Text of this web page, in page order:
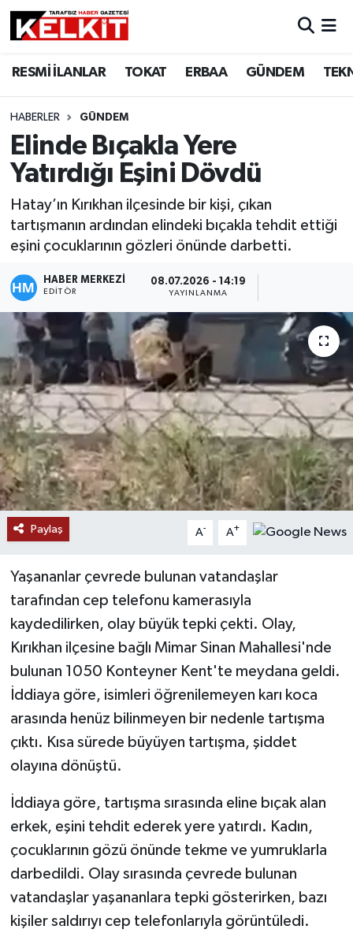
RESMİ İLANLAR TOKAT ERBAA GÜNDEM
HABERLER GÜNDEM
Elinde Bıçakla Yere
Yatırdığı Eşini Dövdü
Hatay’ın Kırıkhan ilçesinde bir kişi, çıkan
tartışmanın ardından elindeki bıçakla tehdit ettiği
eşini çocuklarının gözleri önünde darbetti.
HABER MERKEZİ
EDITÖR
08.07.2026 - 14:19
YAYINLANMA
Paylaş A- A+
Yaşananlar çevrede bulunan vatandaşlar
tarafından cep telefonu kamerasıyla
kaydedilirken, olay büyük tepki çekti. Olay,
Kırıkhan ilçesine bağlı Mimar Sinan Mahallesi'nde
bulunan 1050 Konteyner Kent'te meydana geldi.
İddiaya göre, isimleri öğrenilemeyen karı koca
arasında henüz bilinmeyen bir nedenle tartışma
çıktı. Kısa sürede büyüyen tartışma, şiddet
olayına dönüştü.
İddiaya göre, tartışma sırasında eline bıçak alan
erkek, eşini tehdit ederek yere yatırdı. Kadın,
çocuklarının gözü önünde tekme ve yumruklarla
darbedildi. Olay sırasında çevrede bulunan
vatandaşlar yaşananlara tepki gösterirken, bazı
kişiler saldırıyı cep telefonlarıyla görüntüledi.